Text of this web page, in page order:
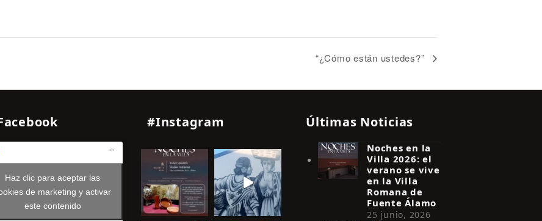
“¿Cómo están ustedes?”
Haz clic para aceptar las
de marketing y activar
este contenido
#Instagram Últimas Noticias
Noches en la
Villa 2026: el
verano se vive
en la Villa
Romana de
Fuente Álamo
25 junio, 2026